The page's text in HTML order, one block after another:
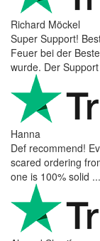
Richard Möckel
Super Support!
Feuer bei der
wurde. Der
Hanna
Def recommend!
scared ordering
one is 100% solid ...